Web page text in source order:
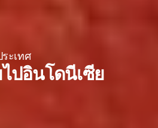
ะเทศ
ปอินโดนีเซีย